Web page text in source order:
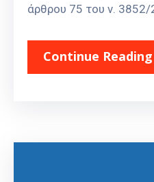
άρθρου 75 του ν. 3852/
Continue Reading